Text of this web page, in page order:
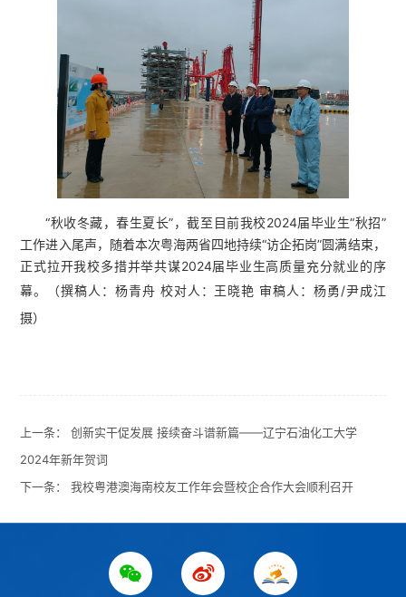
“秋收冬藏，春生夏长”，截至目前我校2024届毕业生“秋招”
工作进入尾声，随着本次粤海两省四地持续“访企拓岗”圆满结束，
正式拉开我校多措并举共谋2024届毕业生高质量充分就业的序
幕。（撰稿人：杨青舟 校对人：王晓艳 审稿人：杨勇/尹成江
摄）
上一条：创新实干促发展 接续奋斗谱新篇——辽宁石油化工大学
2024年新年贺词
下一条：我校粤港澳海南校友工作年会暨校企合作大会顺利召开